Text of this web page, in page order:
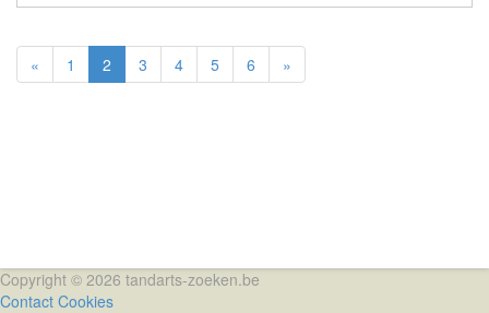
« 1 2 3 4 5 6 »
Copyright © 2026 tandarts-zoeken.be
Contact Cookies